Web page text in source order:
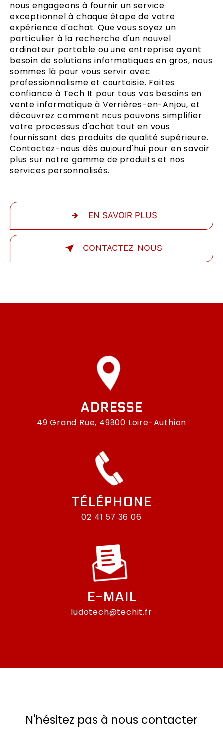
nous engageons à fournir un service
exceptionnel à chaque étape de votre
expérience d'achat. Que vous soyez un
particulier à la recherche d'un nouvel
ordinateur portable ou une entreprise ayant
besoin de solutions informatiques en gros, nous
sommes là pour vous servir avec
professionnalisme et courtoisie. Faites
confiance à Tech It pour tous vos besoins en
vente informatique à Verrières-en-Anjou, et
découvrez comment nous pouvons simplifier
votre processus d'achat tout en vous
fournissant des produits de qualité supérieure.
Contactez-nous dès aujourd'hui pour en savoir
plus sur notre gamme de produits et nos
services personnalisés.
EN SAVOIR PLUS
CONTACTEZ-NOUS
ADRESSE
49 Grand Rue, 49800 Loire-Authion
TÉLÉPHONE
02 41 57 36 06
E-MAIL
ludotech@techit.fr
N'hésitez pas à nous contacter